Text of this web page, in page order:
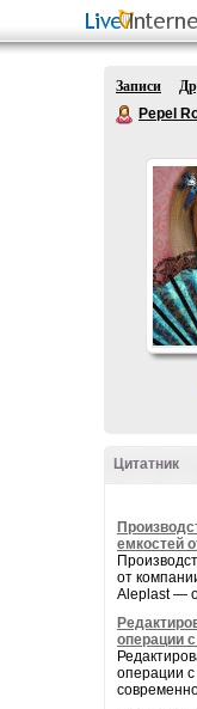
Записи
Pepel
Цитатник
емкостей
от
Aleplast —
операции
операции